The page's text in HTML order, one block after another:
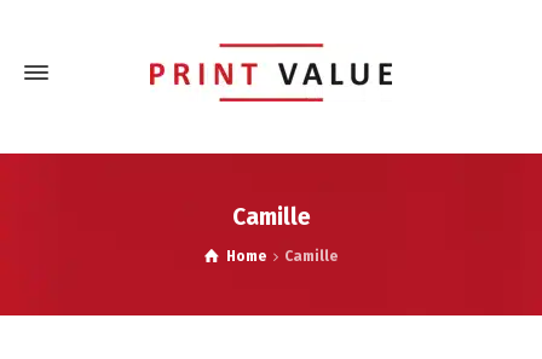
Camille
Home Camille